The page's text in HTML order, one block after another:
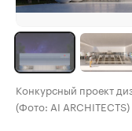
Конкурсный проект
(Фото: AI ARCHITECTS)